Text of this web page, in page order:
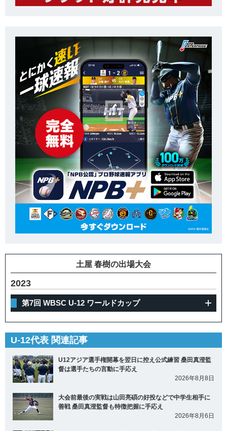
土屋 春樹の出場大会
2023
第7回 WBSC U-12 ワールドカップ
U-12代表 関連記事
U12アジア選手権開幕を翌日に控え公式練習 桑田真澄監
督は選手たちの言動に手応え
2026年8月8日
大会前最後の実戦は山田亮碩の好投などで中学生相手に
善戦 桑田真澄監督も特徴把握に手応え
2026年8月6日